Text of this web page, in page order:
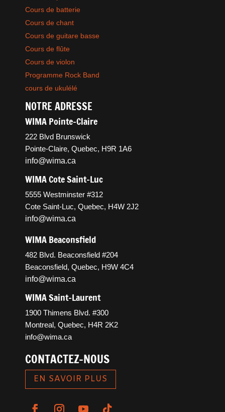
Cours de batterie
Cours de chant
Cours de guitare basse
Cours de flûte
Cours de violon
Programme Rock Band
cours de ukulélé
NOTRE ADRESSE
WIMA Pointe-Claire
222 Blvd Brunswick
Pointe-Claire, Quebec, H9R 1A6
info@wima.ca
WIMA Cote Saint-Luc
5555 Westminster #312
Cote Saint-Luc, Quebec, H4W 2J2
info@wima.ca
WIMA Beaconsfield
482 Blvd. Beaconsfield #204
Beaconsfield, Quebec, H9W 4C4
info@wima.ca
WIMA Saint-Laurent
1900 Thimens Blvd. #300
Montreal, Quebec, H4R 2K2
info@wima.ca
CONTACTEZ-NOUS
EN SAVOIR PLUS